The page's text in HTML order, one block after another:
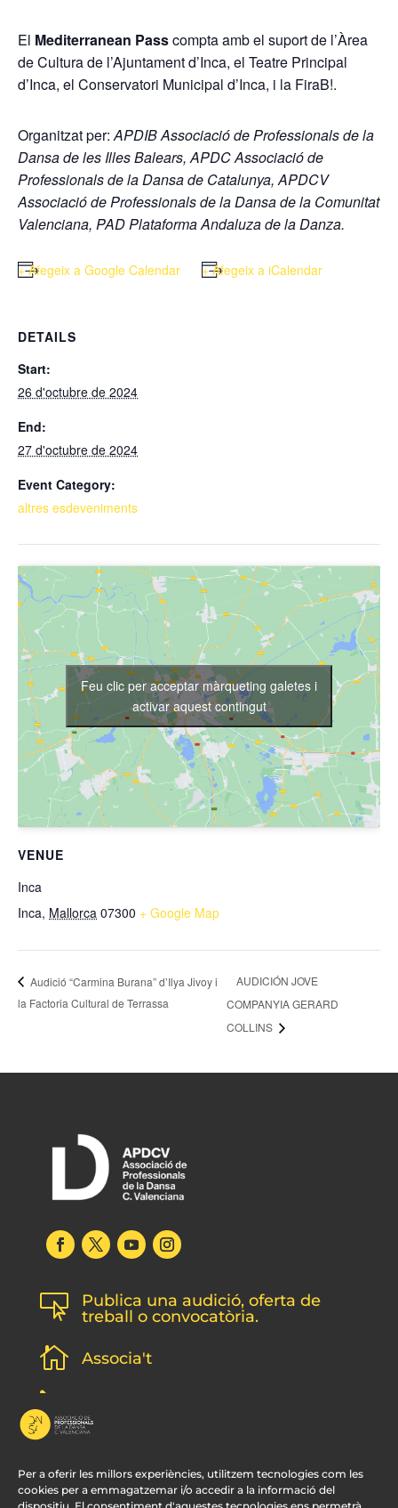
Per a oferir les millors experiències, utilitzem tecnologies com les
cookies per a emmagatzemar i/o accedir a la informació del
El Mediterranean Passcompta amb el suport de l’Àrea
de Cultura de l’Ajuntament d’Inca, el Teatre Principal
d’Inca, el Conservatori Municipal d’Inca, i la FiraB!.
Organitzat per:APDIB Associació de Professionals de la
Dansa de les Illes Balears, APDC Associació de
Professionals de la Dansa de Catalunya, APDCV
Associació de Professionals de la Dansa de la Comunitat
Valenciana, PAD Plataforma Andaluza de la Danza.
+ Afegeix a Google Calendar + Afegeix a iCalendar
DETAILS
Start:
26 d'octubre de 2024
End:
27 d'octubre de 2024
Event Category:
altres esdeveniments
VENUE
Inca
Inca, Mallorca 07300 + Google Map
Feu clic per acceptar màrqueting galetes i
activar aquest contingut
Audició “Carmina Burana” d’Ilya Jivoy i
la Factoria Cultural de Terrassa
AUDICIÓN JOVE
COMPANYIA GERARD
COLLINS

Publica una audició, oferta de
treball o convocatòria.
 Associa't
l